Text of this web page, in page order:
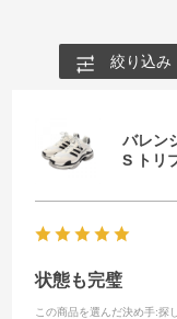
絞り込み
バレン
S トリ
状態も完璧
この商品を選んだ決め手:探